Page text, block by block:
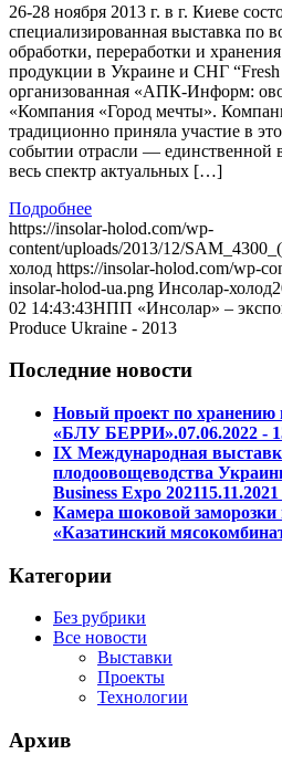
26-28 ноября 2013 г. в г. Киеве
специализированная выставка по
обработки, переработки и
продукции в Украине и СНГ “Fresh
организованная «АПК-Информ:
«Компания «Город мечты».
традиционно приняла участие в
событии отрасли — единственной
весь спектр актуальных […]
Подробнее
https://insolar-holod.com/wp-
content/uploads/2013/12/
холод https://insolar-holod.com/wp-
insolar-holod-ua.png Инсолар-холод
02 14:43:43НПП «Инсолар» –
Produce Ukraine - 2013
Последние новости
Новый проект по хранению
«БЛУ БЕРРИ».07.06.2022 -
IX Международная
плодоовощеводства
Business Expo 2021
Камера шоковой
«Казатинский
Категории
Без рубрики
Все новости
Выставки
Проекты
Технологии
Архив